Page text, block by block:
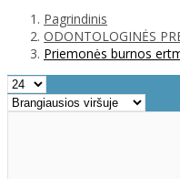
Pagrindinis
ODONTOLOGINĖS
Priemonės burnos